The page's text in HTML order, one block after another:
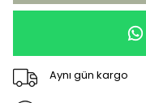
Aynı gün kargo